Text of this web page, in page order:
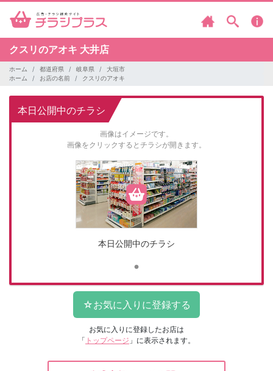
クスリのアオキ 大井店
ホーム 都道府県 岐阜県
大垣市
ホーム
お店の名前 クスリのアオキ
本日公開中のチラシ
画像はイメージです。
画像をクリックするとチラシが開きます。
本日公開中のチラシ
お気に入りに登録したお店は
「 トップページ 」に表示されます。